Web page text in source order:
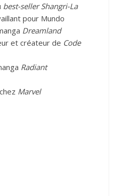
best-seller Shangri-La
pour Mundo
Dreamland
et créateur de Code
Radiant
Marvel